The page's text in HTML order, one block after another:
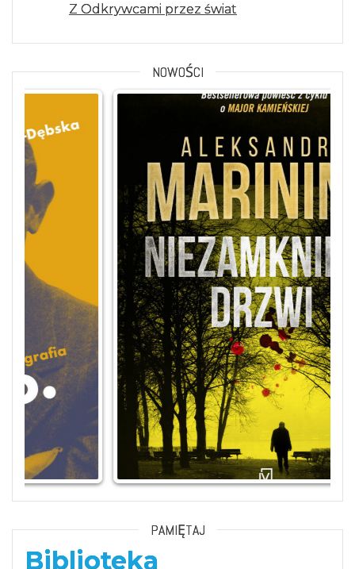
Z Odkrywcami przez świat
NOWOŚCI
PAMIĘTAJ
Biblioteka